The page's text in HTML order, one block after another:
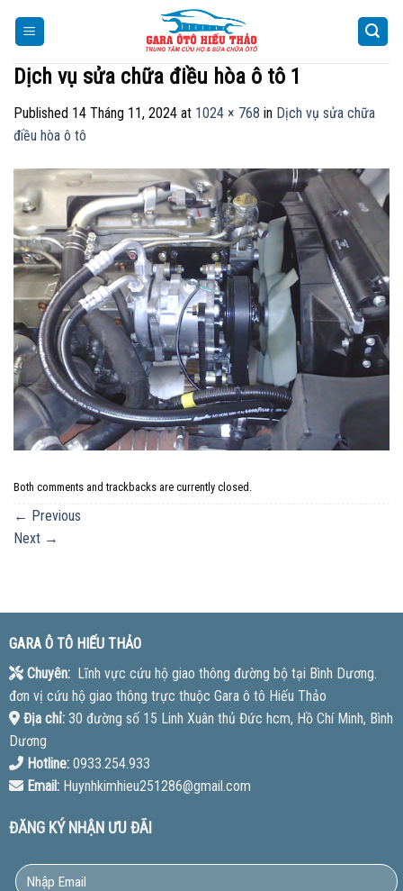
Dịch vụ sửa chữa điều hòa ô tô 1
Published 14 Tháng 11, 2024 at 1024 × 768 in Dịch vụ sửa chữa
điều hòa ô tô
Both comments and trackbacks are currently closed.
← Previous
Next →
GARA Ô TÔ HIẾU THẢO
Chuyên:Lĩnh vực cứu hộ giao thông đường bộ tại Bình Dương.
đơn vị cứu hộ giao thông trực thuộc Gara ô tô Hiếu Thảo
Địa chỉ:30 đường số 15 Linh Xuân thủ Đức hcm, Hồ Chí Minh, Bình
Dương
Hotline:0933.254.933
Email:Huynhkimhieu251286@gmail.com
ĐĂNG KÝ NHẬN ƯU ĐÃI